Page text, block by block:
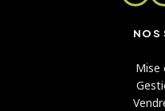
NOS
Mise